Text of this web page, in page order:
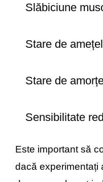
Slăbiciune
Stare de
Stare de
Sensibilitate
Este important să
dacă experimentați